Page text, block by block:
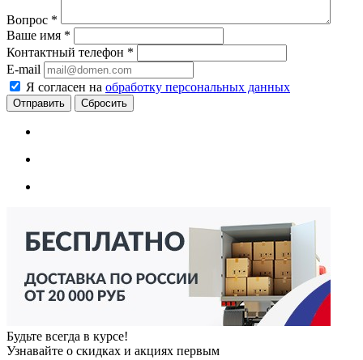
Вопрос *
Ваше имя *
Контактный телефон *
E-mail
Я согласен на обработку персональных данных
Сбросить
Будьте всегда в курсе!
Узнавайте о скидках и акциях первым